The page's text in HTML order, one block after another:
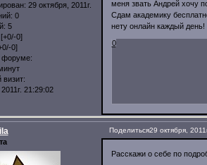
: 29 октября, 2011г.
0
5
[+0/-0]
0]
форуме:
визит:
21:29:02
меня звать Андрей хочу
Сдам академику
нету онлайн каждый день!
0
Поделиться29 октября,
Расскажи о себе по